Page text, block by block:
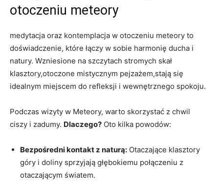
otoczeniu meteory
medytacja oraz kontemplacja w otoczeniu meteory to
doświadczenie, które łączy w sobie harmonię ducha i
natury. Wzniesione na szczytach stromych skał
klasztory,otoczone mistycznym pejzażem,stają się
idealnym miejscem do refleksji i wewnętrznego spokoju.
Podczas wizyty w Meteory, warto skorzystać z chwil
ciszy i zadumy. Dlaczego? Oto kilka powodów:
Bezpośredni kontakt z naturą: Otaczające klasztory
góry i doliny sprzyjają głębokiemu połączeniu z
otaczającym światem.